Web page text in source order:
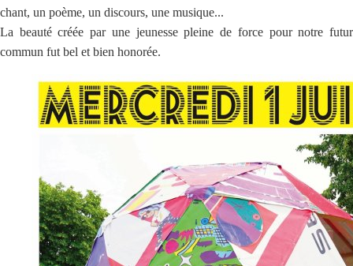
chant, un poème, un discours, une musique...
La beauté créée par une jeunesse pleine de force pour notre futur
commun fut bel et bien honorée.